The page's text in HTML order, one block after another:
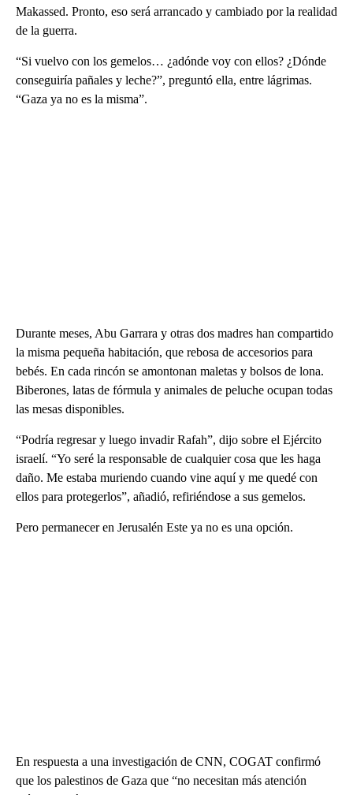
Makassed. Pronto, eso será arrancado y cambiado por la realidad
de la guerra.
“Si vuelvo con los gemelos… ¿adónde voy con ellos? ¿Dónde
conseguiría pañales y leche?”, preguntó ella, entre lágrimas.
“Gaza ya no es la misma”.
Durante meses, Abu Garrara y otras dos madres han compartido
la misma pequeña habitación, que rebosa de accesorios para
bebés. En cada rincón se amontonan maletas y bolsos de lona.
Biberones, latas de fórmula y animales de peluche ocupan todas
las mesas disponibles.
“Podría regresar y luego invadir Rafah”, dijo sobre el Ejército
israelí. “Yo seré la responsable de cualquier cosa que les haga
daño. Me estaba muriendo cuando vine aquí y me quedé con
ellos para protegerlos”, añadió, refiriéndose a sus gemelos.
Pero permanecer en Jerusalén Este ya no es una opción.
En respuesta a una investigación de CNN, COGAT confirmó
que los palestinos de Gaza que “no necesitan más atención